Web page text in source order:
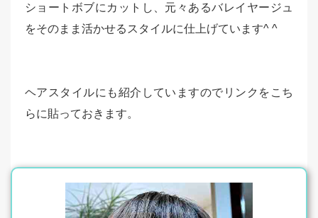
ショートボブにカットし、元々あるバレイヤージュ
をそのまま活かせるスタイルに仕上げています^ ^
ヘアスタイルにも紹介していますのでリンクをこち
らに貼っておきます。